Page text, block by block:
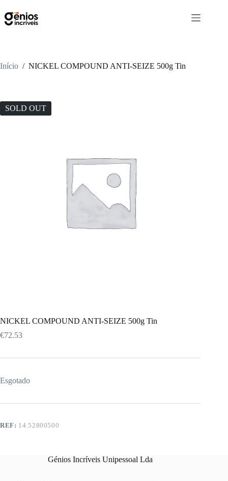
Início / NICKEL COMPOUND ANTI-SEIZE 500g Tin
SOLD OUT
NICKEL COMPOUND ANTI-SEIZE 500g Tin
€72.53
Esgotado
REF: 14.52800500
Génios Incríveis Unipessoal Lda